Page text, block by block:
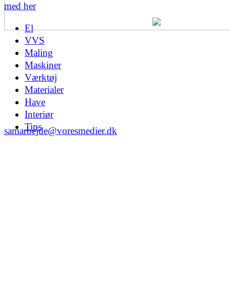
med her
El
VVS
Maling
Maskiner
Værktøj
Materialer
Have
Interiør
Tips
samarbejde@voresmedier.dk